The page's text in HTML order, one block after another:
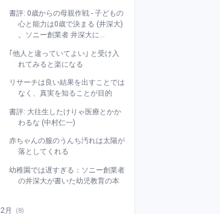
書評: 0歳からの母親作戦 - 子どもの
心と能力は0歳で決まる (井深大)
。ソニー創業者 井深大に...
｢他人と違っていてよい｣ と受け入
れてみると楽になる
リサーチは良い結果を出すことでは
なく、真実を知ることが目的
書評: 大往生したけりゃ医療とかか
わるな (中村仁一)
赤ちゃんの服のうんち汚れは太陽が
落としてくれる
幼稚園では遅すぎる：ソニー創業者
の井深大が書いた幼児教育の本
2月 (8)